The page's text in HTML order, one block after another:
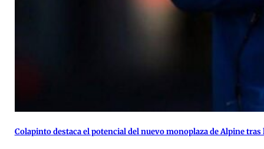
Colapinto destaca el potencial del nuevo monoplaza de Alpine tras